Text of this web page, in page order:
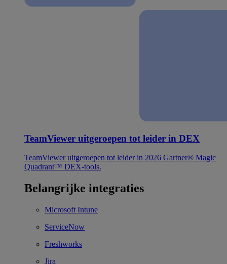
TeamViewer uitgeroepen tot leider in DEX
TeamViewer uitgeroepen tot leider in 2026 Gartner® Magic
Quadrant™ DEX-tools.
Belangrijke integraties
Microsoft Intune
ServiceNow
Freshworks
Jira